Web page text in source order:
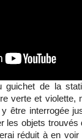
guichet de la
verte et violette,
être interrogée
les objets
réduit à en